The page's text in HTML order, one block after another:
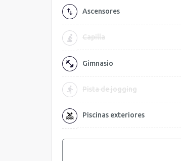
Ascensores
Capilla
Gimnasio
Pista de jogging
Piscinas exteriores